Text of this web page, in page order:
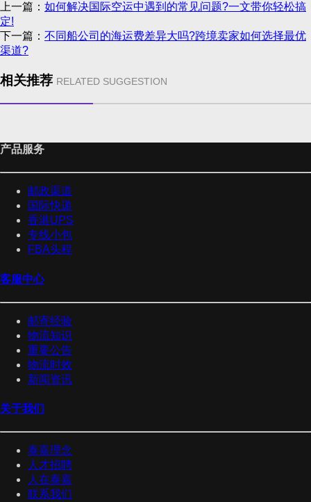
上一篇： 如何解决国际空运中遇到的常见问题?一文带你轻松搞
定!
下一篇： 不同船公司的海运费差异大吗?跨境卖家如何选择最优
渠道?
相关推荐 RELATED SUGGESTION
产品服务
邮政渠道
国际快递
香港UPS
专线小包
FBA头程
客服中心
邮寄经验
物流知识
重要公告
物流时效
新闻资讯
关于我们
泰嘉理念
人才招聘
人在泰嘉
联系我们